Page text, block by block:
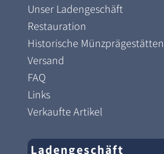
Unser Ladengeschäft
Restauration
Historische Münzprägestätten
Versand
FAQ
Links
Verkaufte Artikel
Ladengeschäft